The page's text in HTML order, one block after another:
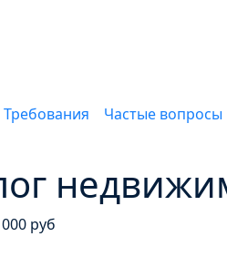
Требования Частые вопросы
руб